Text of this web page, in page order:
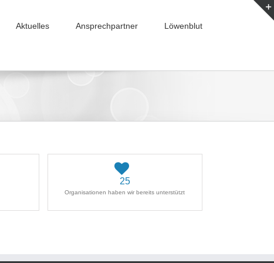
Aktuelles Ansprechpartner Löwenblut
25
Organisationen haben wir bereits unterstützt